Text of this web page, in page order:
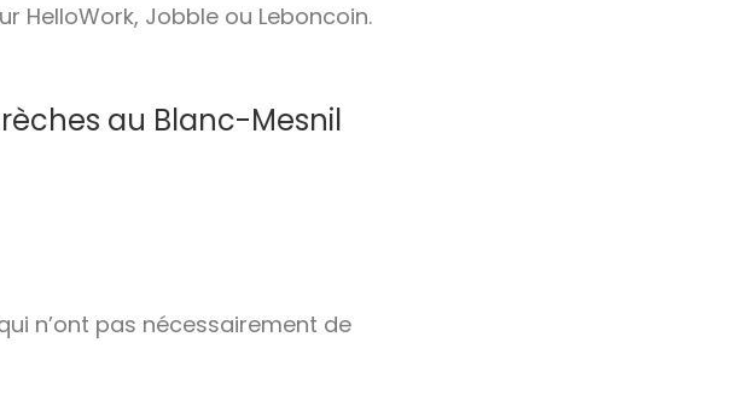
HelloWork, Jobble ou Leboncoin.
au Blanc-Mesnil
n’ont pas nécessairement de